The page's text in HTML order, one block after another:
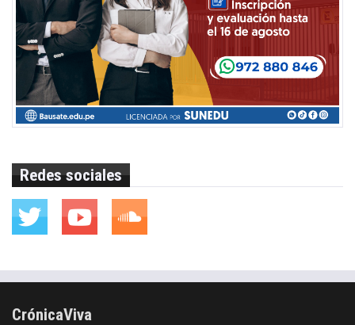
Redes sociales
CrónicaViva